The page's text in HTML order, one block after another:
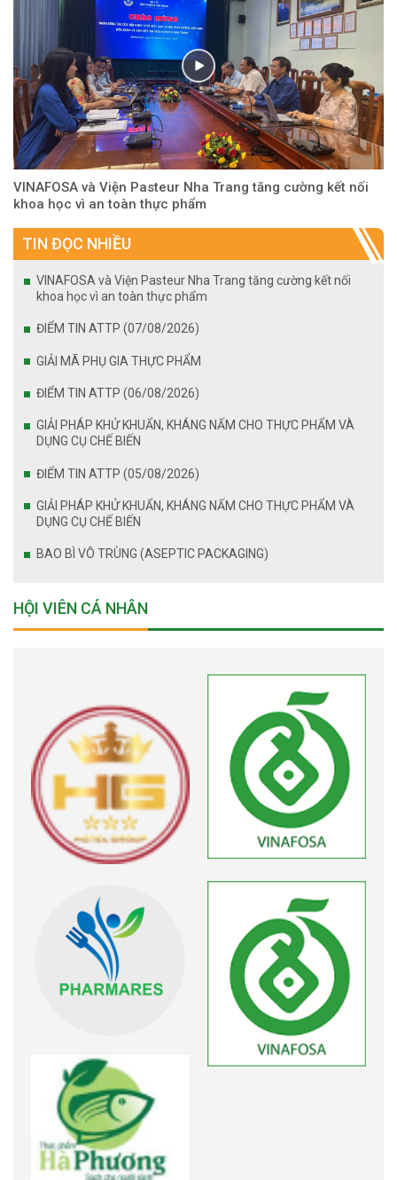
VINAFOSA và Viện Pasteur Nha Trang tăng cường kết nối
khoa học vì an toàn thực phẩm
TIN ĐỌC NHIỀU
VINAFOSA và Viện Pasteur Nha Trang tăng cường kết nối
khoa học vì an toàn thực phẩm
ĐIỂM TIN ATTP (07/08/2026)
GIẢI MÃ PHỤ GIA THỰC PHẨM
ĐIỂM TIN ATTP (06/08/2026)
GIẢI PHÁP KHỬ KHUẨN, KHÁNG NẤM CHO THỰC PHẨM VÀ
DỤNG CỤ CHẾ BIẾN
ĐIỂM TIN ATTP (05/08/2026)
GIẢI PHÁP KHỬ KHUẨN, KHÁNG NẤM CHO THỰC PHẨM VÀ
DỤNG CỤ CHẾ BIẾN
BAO BÌ VÔ TRÙNG (ASEPTIC PACKAGING)
HỘI VIÊN CÁ NHÂN